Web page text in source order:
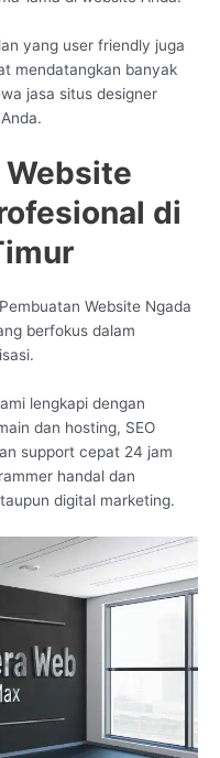
yang user friendly juga
mendatangkan banyak
jasa situs designer
Website
di
Website Ngada
berfokus dalam
lengkapi dengan
dan hosting, SEO
support cepat 24 jam
handal dan
digital marketing.